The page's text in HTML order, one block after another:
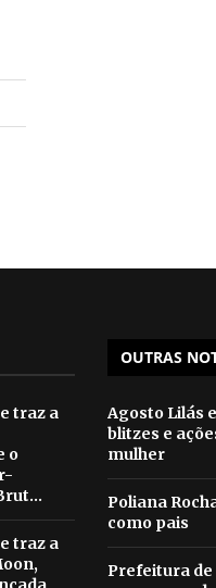
traz a
o
traz a
OUTRAS
Agosto Lilás
blitzes e
mulher
Poliana
como pais
Prefeitura de